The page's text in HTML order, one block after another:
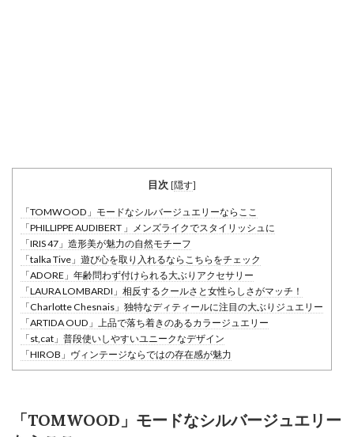
目次 [隠す]
「TOMWOOD」モードなシルバージュエリーならここ
「PHILLIPPE AUDIBERT 」メンズライクでスタイリッシュに
「IRIS 47」造形美が魅力の自然モチーフ
「talka Tive」遊び心を取り入れるならこちらをチェック
「ADORE」年齢問わず付けられる大ぶりアクセサリー
「LAURA LOMBARDI」相反するクールさと女性らしさがマッチ！
「Charlotte Chesnais」独特なディティールに注目の大ぶりジュエリー
「ARTIDA OUD」上品で落ち着きのあるカラージュエリー
「st,cat」普段使いしやすいユニークなデザイン
「HIROB」ヴィンテージならではの存在感が魅力
「TOMWOOD」モードなシルバージュエリー